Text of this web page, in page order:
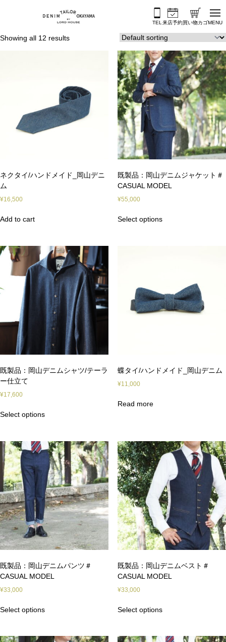
TEL 来店予約買い物カゴMENU
Showing all 12 results
ネクタイ/ハンドメイド_岡山デニ
ム
¥16,500
Add to cart
既製品：岡山デニムジャケット＃
CASUAL MODEL
¥55,000
Select options
既製品：岡山デニムシャツ/テーラ
ー仕立て
¥17,600
Select options
蝶タイ/ハンドメイド_岡山デニム
¥11,000
Read more
既製品：岡山デニムパンツ＃
CASUAL MODEL
¥33,000
Select options
既製品：岡山デニムベスト＃
CASUAL MODEL
¥33,000
Select options